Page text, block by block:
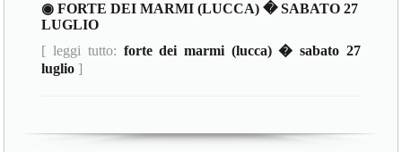
◉ FORTE DEI MARMI (LUCCA) � SABATO 27
LUGLIO
[ leggi tutto: forte dei marmi (lucca) � sabato 27
luglio ]